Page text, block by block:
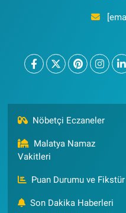
Nöbetçi Eczaneler
Malatya Namaz
Vakitleri
Puan Durumu ve Fikstür
Son Dakika Haberleri